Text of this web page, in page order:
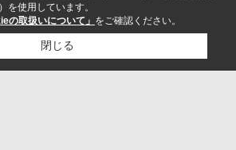
を使用しています。
の取扱いについて」 をご確認ください。
閉じる